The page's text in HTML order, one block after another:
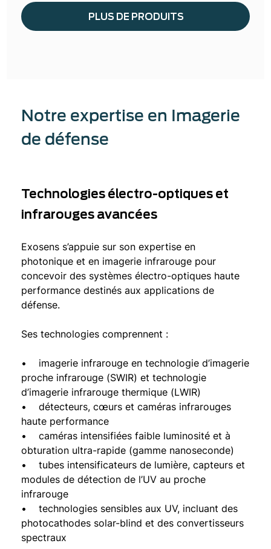
PLUS DE PRODUITS
Notre expertise en Imagerie
de défense
Technologies électro-optiques et
infrarouges avancées
Exosens s’appuie sur son expertise en
photonique et en imagerie infrarouge pour
concevoir des systèmes électro-optiques haute
performance destinés aux applications de
défense.
Ses technologies comprennent :
• imagerie infrarouge en technologie d’imagerie
proche infrarouge (SWIR) et technologie
d’imagerie infrarouge thermique (LWIR)
• détecteurs, cœurs et caméras infrarouges
haute performance
• caméras intensifiées faible luminosité et à
obturation ultra-rapide (gamme nanoseconde)
• tubes intensificateurs de lumière, capteurs et
modules de détection de l’UV au proche
infrarouge
• technologies sensibles aux UV, incluant des
photocathodes solar-blind et des convertisseurs
spectraux